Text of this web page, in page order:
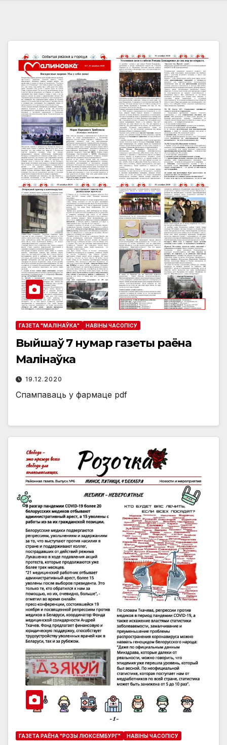
ГАЗЕТА "МАЛІНАЎКА" НАВIНЫ ЧАСОПIСУ
Выйшаў 7 нумар газеты раёна
Малінаўка
19.12.2020
Спампаваць у фармаце pdf
ГАЗЕТА РАЁНА "РОЗЫ ЛЮКСЕМБУРГ" НАВIНЫ ЧАСОПIСУ